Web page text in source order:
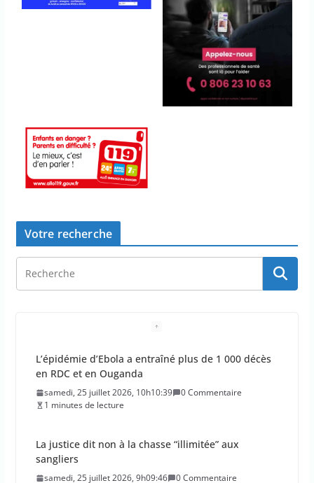
Votre recherche
en RDC et en Ouganda
samedi, 25 juillet 2026, 10h10:39
1 minutes de lecture
sangliers
samedi, 25 juillet 2026, 9h09:46
4 minutes de lecture